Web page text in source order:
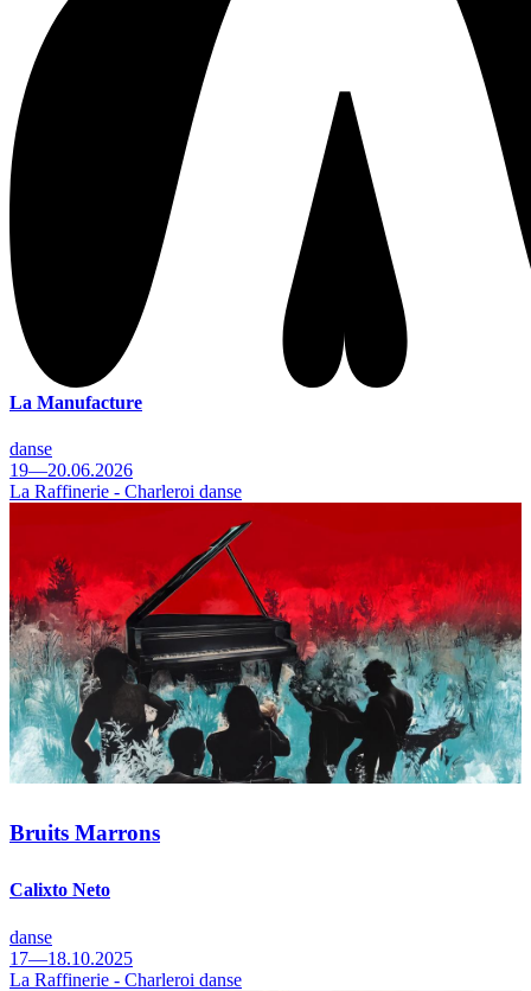
La Manufacture
danse
19—20.06.2026
La Raffinerie - Charleroi danse
Bruits Marrons
Calixto Neto
danse
17—18.10.2025
La Raffinerie - Charleroi danse